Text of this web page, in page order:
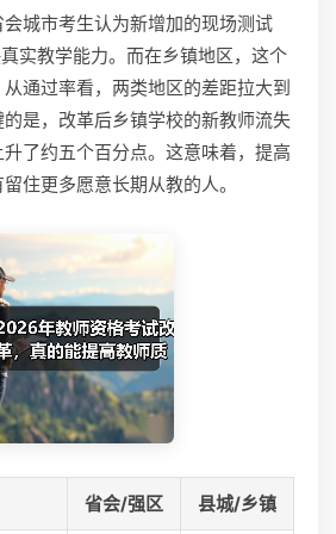
城市考生认为新增加的现场测试
实教学能力。而在乡镇地区，这个
通过率看，两类地区的差距拉大到
是，改革后乡镇学校的新教师流失
了约五个百分点。这意味着，提高
住更多愿意长期从教的人。
省会/强区 县城/乡镇